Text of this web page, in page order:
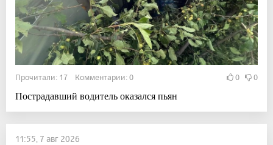
Прочитали: 17 Комментарии: 0 0 0
Пострадавший водитель оказался пьян
11:55, 7 авг 2026